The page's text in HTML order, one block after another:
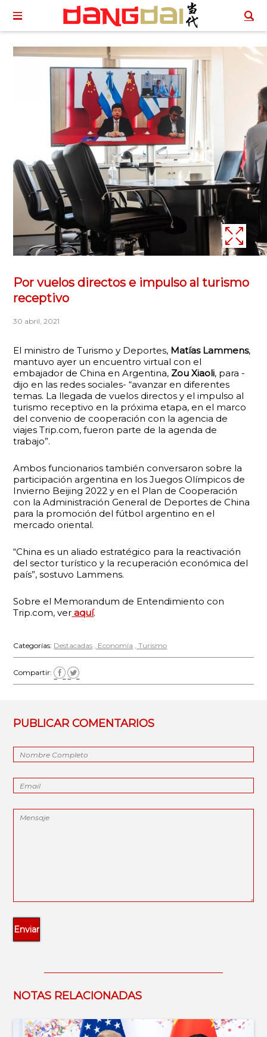
Por vuelos directos e impulso al turismo
receptivo
30 abril, 2021
El ministro de Turismo y Deportes, Matías Lammens,
mantuvo ayer un encuentro virtual con el
embajador de China en Argentina, Zou Xiaoli, para -
dijo en las redes sociales- “avanzar en diferentes
temas. La llegada de vuelos directos y el impulso al
turismo receptivo en la próxima etapa, en el marco
del convenio de cooperación con la agencia de
viajes Trip.com, fueron parte de la agenda de
trabajo”.
Ambos funcionarios también conversaron sobre la
participación argentina en los Juegos Olímpicos de
Invierno Beijing 2022 y en el Plan de Cooperación
con la Administración General de Deportes de China
para la promoción del fútbol argentino en el
mercado oriental.
“China es un aliado estratégico para la reactivación
del sector turístico y la recuperación económica del
país”, sostuvo Lammens.
Sobre el Memorandum de Entendimiento con
Trip.com, ver aquí.
Categorías: Destacadas Economía Turismo
Compartir:
PUBLICAR COMENTARIOS
NOTAS RELACIONADAS